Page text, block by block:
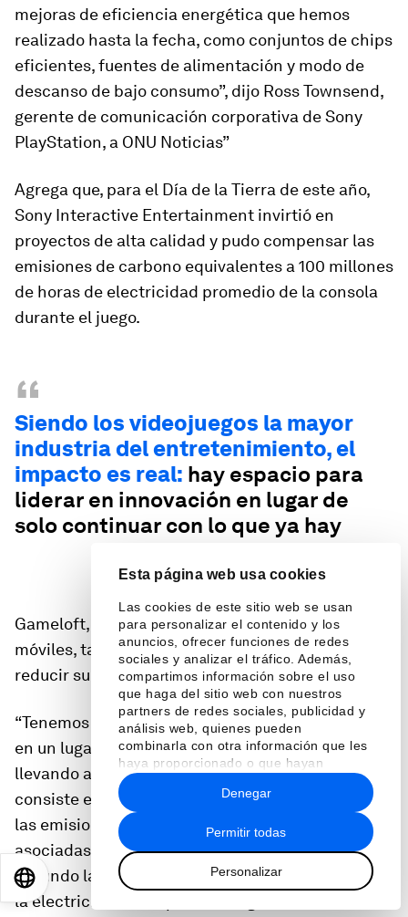
Esta página web usa cookies
Las cookies de este sitio web se usan
para personalizar el contenido y los
anuncios, ofrecer funciones de redes
sociales y analizar el tráfico. Además,
compartimos información sobre el uso
que haga del sitio web con nuestros
partners de redes sociales, publicidad y
análisis web, quienes pueden
combinarla con otra información que les
haya proporcionado o que hayan
recopilado a partir del uso que haya
hecho de sus servicios.
Permitir todas
Personalizar
Denegar
mejoras de eficiencia energética que hemos
realizado hasta la fecha, como conjuntos de chips
eficientes, fuentes de alimentación y modo de
descanso de bajo consumo”, dijo Ross Townsend,
gerente de comunicación corporativa de Sony
PlayStation, a ONU Noticias”
Agrega que, para el Día de la Tierra de este año,
Sony Interactive Entertainment invirtió en
proyectos de alta calidad y pudo compensar las
emisiones de carbono equivalentes a 100 millones
de horas de electricidad promedio de la consola
durante el juego.
“
Siendo los videojuegos la mayor
industria del entretenimiento, el
impacto es real: hay espacio para
liderar en innovación en lugar de
solo continuar con lo que ya hay
Gameloft, un gigante desarrollador de juegos
móviles, también ha tomado medidas para
reducir su huella de carbono.
“Tenemos el ambicioso proyecto de convertirnos
en un lugar sub emisiones de carbono igual
llevando a cabo un trabajo a largo plazo que
consiste en centrarnos en dos asuntos: primero,
las emisiones directas de efecto invernadero
asociadas con la quema de combustible, y
segundo las emisiones indirectas asociadas con
la electricidad, el vapor, la refrigeración, etc,
EN